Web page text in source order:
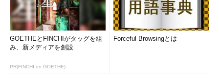
GOETHEとFINCHIがタッグを組
み、新メディアを創設
PR(FINCHI on GOETHE)
Forceful Browsingとは